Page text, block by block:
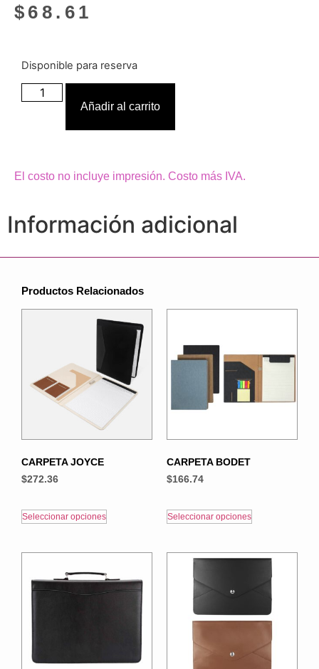
$ 68.61
Disponible para reserva
Añadir al carrito
El costo no incluye impresión. Costo más IVA.
Información adicional
Productos Relacionados
CARPETA JOYCE
$272.36
Seleccionar opciones
CARPETA BODET
$166.74
Seleccionar opciones